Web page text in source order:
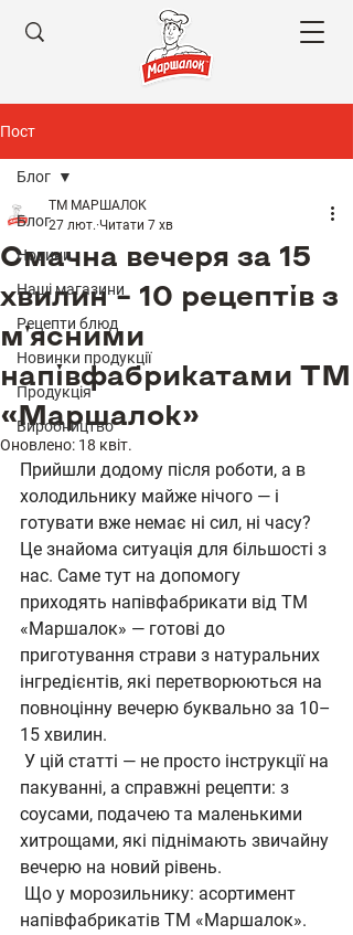
Пост
Блог
Новини
Наші магазини
Рецепти блюд
Новинки продукції
Продукція
Виробництво
Блог
Смачна вечеря за 15
хвилин – 10 рецептів з
м'ясними
напівфабрикатами ТМ
«Маршалок»
ТМ МАРШАЛОК
27 лют. Читати 7 хв
Оновлено: 18 квіт.
Прийшли додому після роботи, а в
холодильнику майже нічого — і
готувати вже немає ні сил, ні часу?
Це знайома ситуація для більшості з
нас. Саме тут на допомогу
приходять напівфабрикати від ТМ
«Маршалок» — готові до
приготування страви з натуральних
інгредієнтів, які перетворюються на
повноцінну вечерю буквально за 10–
15 хвилин.
У цій статті — не просто інструкції на
пакуванні, а справжні рецепти: з
соусами, подачею та маленькими
хитрощами, які піднімають звичайну
вечерю на новий рівень.
Що у морозильнику: асортимент
напівфабрикатів ТМ «Маршалок».